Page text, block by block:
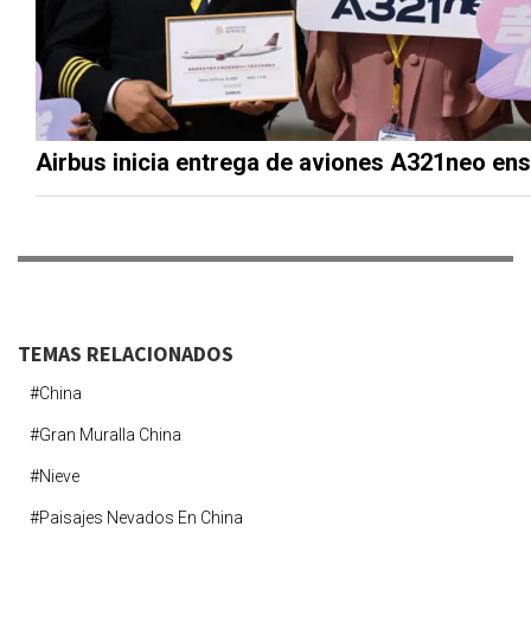
Airbus inicia entrega de aviones A321neo
TEMAS RELACIONADOS
#china
#gran Muralla China
#nieve
#paisajes Nevados En China